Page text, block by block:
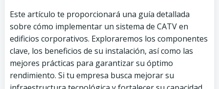
Este artículo te proporcionará una guía detallada
sobre cómo implementar un sistema de CATV en
edificios corporativos. Exploraremos los componentes
clave, los beneficios de su instalación, así como las
mejores prácticas para garantizar su óptimo
rendimiento. Si tu empresa busca mejorar su